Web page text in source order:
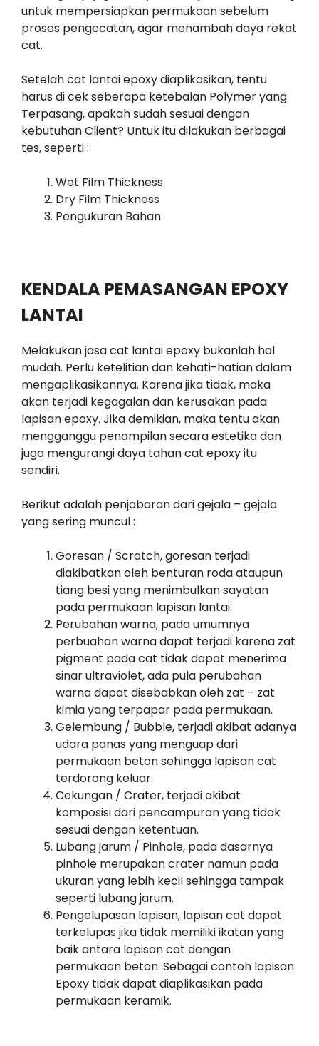
untuk mempersiapkan permukaan sebelum
proses pengecatan, agar menambah daya rekat
cat.
Setelah cat lantai epoxy diaplikasikan, tentu
harus di cek seberapa ketebalan Polymer yang
Terpasang, apakah sudah sesuai dengan
kebutuhan Client? Untuk itu dilakukan berbagai
tes, seperti :
Wet Film Thickness
Dry Film Thickness
Pengukuran Bahan
KENDALA PEMASANGAN EPOXY
LANTAI
Melakukan jasa cat lantai epoxy bukanlah hal
mudah. Perlu ketelitian dan kehati-hatian dalam
mengaplikasikannya. Karena jika tidak, maka
akan terjadi kegagalan dan kerusakan pada
lapisan epoxy. Jika demikian, maka tentu akan
mengganggu penampilan secara estetika dan
juga mengurangi daya tahan cat epoxy itu
sendiri.
Berikut adalah penjabaran dari gejala – gejala
yang sering muncul :
Goresan / Scratch, goresan terjadi
diakibatkan oleh benturan roda ataupun
tiang besi yang menimbulkan sayatan
pada permukaan lapisan lantai.
Perubahan warna, pada umumnya
perbuahan warna dapat terjadi karena zat
pigment pada cat tidak dapat menerima
sinar ultraviolet, ada pula perubahan
warna dapat disebabkan oleh zat – zat
kimia yang terpapar pada permukaan.
Gelembung / Bubble, terjadi akibat adanya
udara panas yang menguap dari
permukaan beton sehingga lapisan cat
terdorong keluar.
Cekungan / Crater, terjadi akibat
komposisi dari pencampuran yang tidak
sesuai dengan ketentuan.
Lubang jarum / Pinhole, pada dasarnya
pinhole merupakan crater namun pada
ukuran yang lebih kecil sehingga tampak
seperti lubang jarum.
Pengelupasan lapisan, lapisan cat dapat
terkelupas jika tidak memiliki ikatan yang
baik antara lapisan cat dengan
permukaan beton. Sebagai contoh lapisan
Epoxy tidak dapat diaplikasikan pada
permukaan keramik.